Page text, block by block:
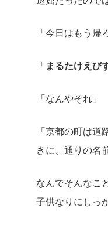
「今日はもう帰
「 まるたけえび
「なんやそれ」
「京都の町は
きに、通りの名
なんでそんなこ
子供なりにしっ